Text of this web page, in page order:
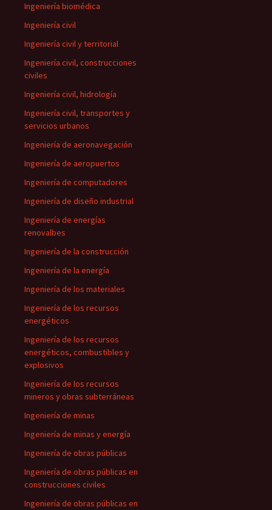
Ingeniería biomédica
Ingeniería civil
Ingeniería civil y territorial
Ingeniería civil, construcciones
civiles
Ingeniería civil, hidrología
Ingeniería civil, transportes y
servicios urbanos
Ingeniería de aeronavegación
Ingeniería de aeropuertos
Ingeniería de computadores
Ingeniería de diseño industrial
Ingeniería de energías
renovalbes
Ingeniería de la construcción
Ingeniería de la energía
Ingeniería de los materiales
Ingeniería de los recursos
energéticos
Ingeniería de los recursos
energéticos, combustibles y
explosivos
Ingeniería de los recursos
mineros y obras subterráneas
Ingeniería de minas
Ingeniería de minas y energía
Ingeniería de obras públicas
Ingeniería de obras públicas en
construcciones civiles
Ingeniería de obras públicas en